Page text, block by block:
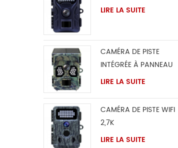
LIRE LA SUITE
CAMÉRA DE PISTE
INTÉGRÉE À PANNEAU
SOLAIRE 4K
LIRE LA SUITE
CAMÉRA DE PISTE WIFI
2,7K
LIRE LA SUITE